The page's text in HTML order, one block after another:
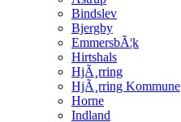
Bindslev
Bjergby
EmmersbÃ¦k
Hirtshals
HjÃ¸rring
HjÃ¸rring Kommune
Horne
Indland